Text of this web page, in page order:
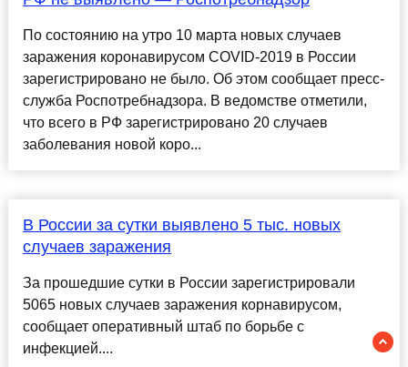
По состоянию на утро 10 марта новых случаев
заражения коронавирусом COVID-2019 в России
зарегистрировано не было. Об этом сообщает пресс-
служба Роспотребнадзора. В ведомстве отметили,
что всего в РФ зарегистрировано 20 случаев
заболевания новой коро...
В России за сутки выявлено 5 тыс. новых
случаев заражения
За прошедшие сутки в России зарегистрировали
5065 новых случаев заражения корнавирусом,
сообщает оперативный штаб по борьбе с
инфекцией....